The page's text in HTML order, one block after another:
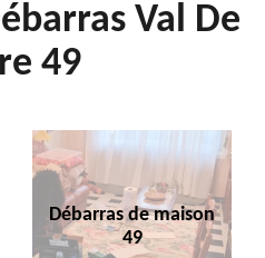
Val De
49
Débarras de maison
49